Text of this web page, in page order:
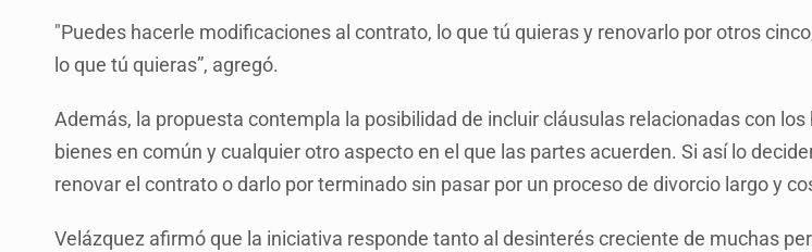
"Puedes hacerle modificaciones al contrato, lo que tú quieras y renovarlo por otros
lo que tú quieras”, agregó.
Además, la propuesta contempla la posibilidad de incluir cláusulas relacionadas con los
bienes en común y cualquier otro aspecto en el que las partes acuerden. Si así lo
renovar el contrato o darlo por terminado sin pasar por un proceso de divorcio largo y
Velázquez afirmó que la iniciativa responde tanto al desinterés creciente de muchas